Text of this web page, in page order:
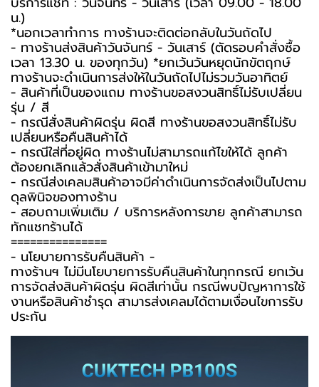
น.)
*นอกเวลาทำการ ทางร้านจะติดต่อกลับในวันถัดไป
- ทางร้านส่งสินค้าวันจันทร์ - วันเสาร์ (ตัดรอบคำสั่งซื้อ
เวลา 13.30 น. ของทุกวัน) *ยกเว้นวันหยุดนักขัตฤกษ์
ทางร้านจะดำเนินการส่งให้ในวันถัดไปไม่รวมวันอาทิตย์
- สินค้าที่เป็นของแถม ทางร้านขอสงวนสิทธิ์ไม่รับเปลี่ยน
รุ่น / สี
- กรณีสั่งสินค้าผิดรุ่น ผิดสี ทางร้านขอสงวนสิทธิ์ไม่รับ
เปลี่ยนหรือคืนสินค้าได้
- กรณีใส่ที่อยู่ผิด ทางร้านไม่สามารถแก้ไขให้ได้ ลูกค้า
ต้องยกเลิกแล้วสั่งสินค้าเข้ามาใหม่
- กรณีส่งเคลมสินค้าอาจมีค่าดำเนินการจัดส่งเป็นไปตาม
ดุลพินิจของทางร้าน
- สอบถามเพิ่มเติม / บริการหลังการขาย ลูกค้าสามารถ
ทักแชทร้านได้
===============
-️ นโยบายการรับคืนสินค้า -️
ทางร้านฯ ไม่มีนโยบายการรับคืนสินค้าในทุกกรณี ยกเว้น
การจัดส่งสินค้าผิดรุ่น ผิดสีเท่านั้น กรณีพบปัญหาการใช้
งานหรือสินค้าชำรุด สามารส่งเคลมได้ตามเงื่อนไขการรับ
ประกัน